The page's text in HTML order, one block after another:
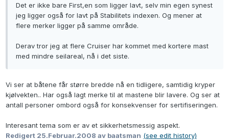
Det er ikke bare First,en som ligger lavt, selv min egen synest
jeg ligger også for lavt på Stabilitets indexen. Og mener at
flere merker ligger på samme område.
Derav tror jeg at flere Cruiser har kommet med kortere mast
med mindre seilareal, nå i det siste.
Vi ser at båtene får større bredde nå en tidligere, samtidig kryper
kjølvekten.. Har også lagt merke til at mastene blir lavere. Og ser at
antall personer ombord også for konsekvenser for sertifiseringen.
Interesant tema som er av et sikkerhetsmessig aspekt.
Redigert 25.Februar.2008 av baatsman (see edit history)